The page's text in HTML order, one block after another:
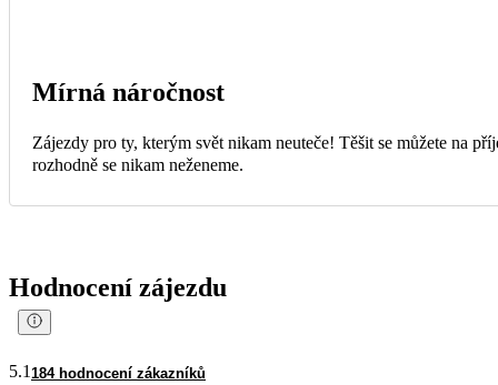
Mírná náročnost
Zájezdy pro ty, kterým svět nikam neuteče! Těšit se můžete na
rozhodně se nikam neženeme.
Hodnocení zájezdu
5.1 184 hodnocení zákazníků